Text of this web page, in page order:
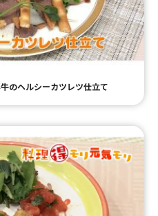
ヘルシーカツレツ仕立て